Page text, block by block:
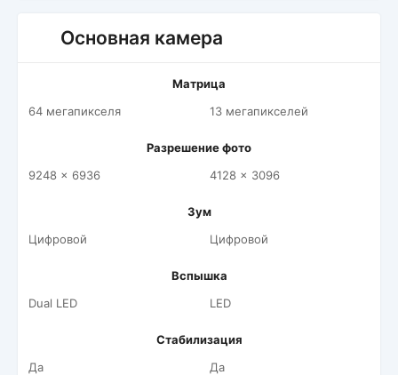
Основная камера
Матрица
64 мегапикселя
13 мегапикселей
Разрешение фото
9248 x 6936
4128 x 3096
Зум
Цифровой
Цифровой
Вспышка
Dual LED
LED
Стабилизация
Да
Да